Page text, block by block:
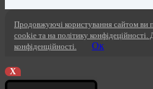
Продовжуючі користування сайтом ви
cookie та на політику конфідеційності.
конфіденційності.
Ок
X